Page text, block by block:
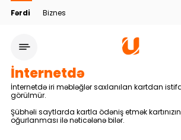
Fərdi Biznes
İnternetdə
İnternetdə iri məbləğlər saxlanılan kartdan
görülmür.
Şübhəli saytlarda kartla ödəniş etmək
oğurlanması ilə nəticələnə bilər.